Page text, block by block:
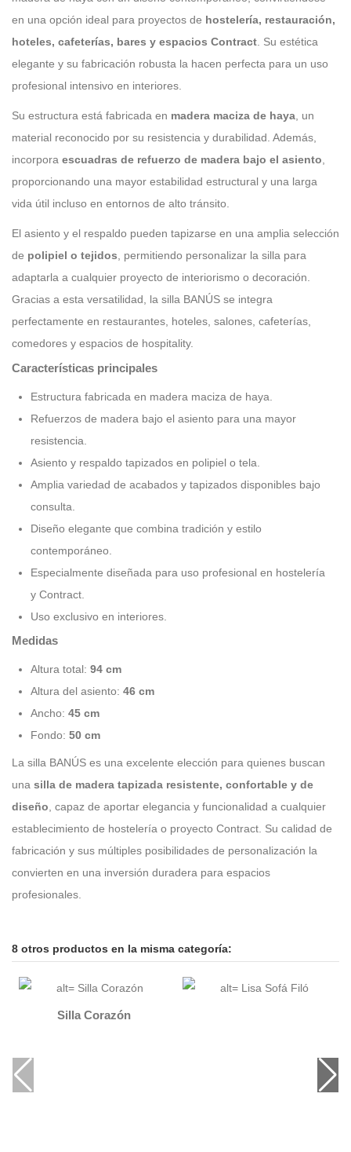
en una opción ideal para proyectos de hostelería, restauración,
hoteles, cafeterías, bares y espacios Contract. Su estética
elegante y su fabricación robusta la hacen perfecta para un uso
profesional intensivo en interiores.
Su estructura está fabricada en madera maciza de haya , un
material reconocido por su resistencia y durabilidad. Además,
incorpora escuadras de refuerzo de madera bajo el asiento
proporcionando una mayor estabilidad estructural y una larga
vida útil incluso en entornos de alto tránsito.
El asiento y el respaldo pueden tapizarse en una amplia selección
de polipiel o tejidos , permitiendo personalizar la silla para
adaptarla a cualquier proyecto de interiorismo o decoración.
Gracias a esta versatilidad, la silla BANÚS se integra
perfectamente en restaurantes, hoteles, salones, cafeterías,
comedores y espacios de hospitality.
Características principales
Estructura fabricada en madera maciza de haya.
Refuerzos de madera bajo el asiento para una mayor
resistencia.
Asiento y respaldo tapizados en polipiel o tela.
Amplia variedad de acabados y tapizados disponibles bajo
consulta.
Diseño elegante que combina tradición y estilo
contemporáneo.
Especialmente diseñada para uso profesional en hostelería
y Contract.
Uso exclusivo en interiores.
Medidas
Altura total: 94 cm
Altura del asiento: 46 cm
Ancho: 45 cm
Fondo: 50 cm
La silla BANÚS es una excelente elección para quienes buscan
una silla de madera tapizada resistente, confortable y de
diseño , capaz de aportar elegancia y funcionalidad a cualquier
establecimiento de hostelería o proyecto Contract. Su calidad de
fabricación y sus múltiples posibilidades de personalización la
convierten en una inversión duradera para espacios
profesionales.
8 otros productos en la misma categoría:
Silla Corazón